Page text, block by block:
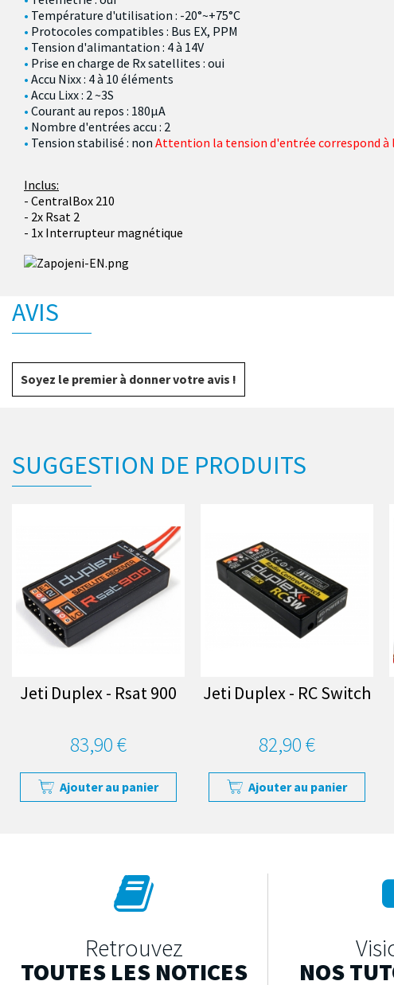
Température d'utilisation : -20°~+75°C
Protocoles compatibles : Bus EX, PPM
Tension d'alimantation : 4 à 14V
Prise en charge de Rx satellites : oui
Accu Nixx : 4 à 10 éléments
Accu Lixx : 2 ~3S
Courant au repos : 180µA
Nombre d'entrées accu : 2
Tension stabilisé : nonAttention la tension d'entrée correspond
Inclus:
- CentralBox 210
- 2x Rsat 2
- 1x Interrupteur magnétique
AVIS
Soyez le premier à donner votre avis !
SUGGESTION DE PRODUITS
Jeti Duplex - Rsat 900
83,90 €
Ajouter au panier
Jeti Duplex - RC Switch
82,90 €
Ajouter au panier
Retrouvez
TOUTES LES NOTICES NOS